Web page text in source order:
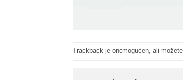
Trackback je onemogućen, ali možete